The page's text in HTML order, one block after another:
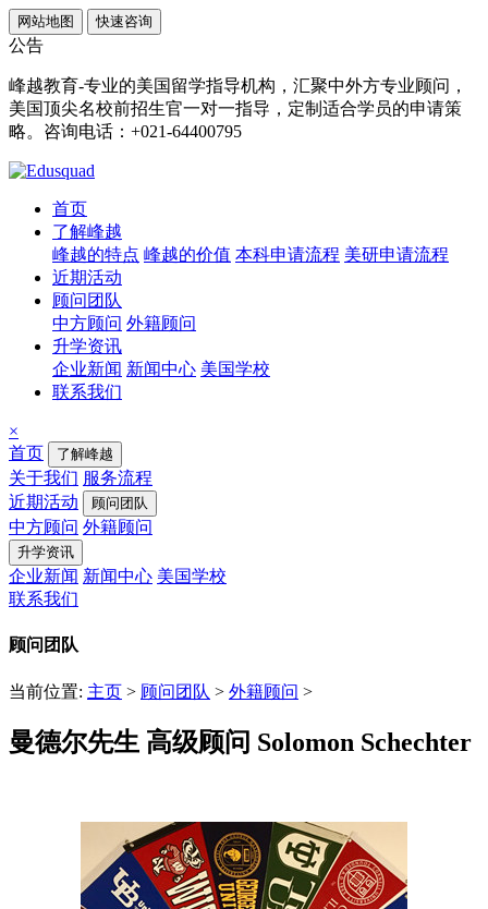
网站地图 快速咨询
公告
峰越教育-专业的美国留学指导机构，汇聚中外方专业顾问，
美国顶尖名校前招生官一对一指导，定制适合学员的申请策
略。咨询电话：+021-64400795
首页
了解峰越
峰越的特点 峰越的价值 本科申请流程 美研申请流程
近期活动
顾问团队
中方顾问 外籍顾问
升学资讯
企业新闻 新闻中心 美国学校
联系我们
×
首页
了解峰越
关于我们 服务流程
近期活动
顾问团队
中方顾问 外籍顾问
升学资讯
企业新闻 新闻中心 美国学校
联系我们
顾问团队
当前位置: 主页 > 顾问团队 > 外籍顾问 >
曼德尔先生 高级顾问 Solomon Schechter